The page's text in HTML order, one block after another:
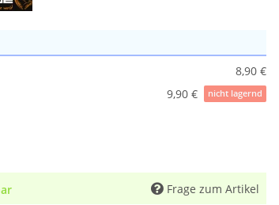
8,90 €
9,90 € nicht lagernd
Frage zum Artikel